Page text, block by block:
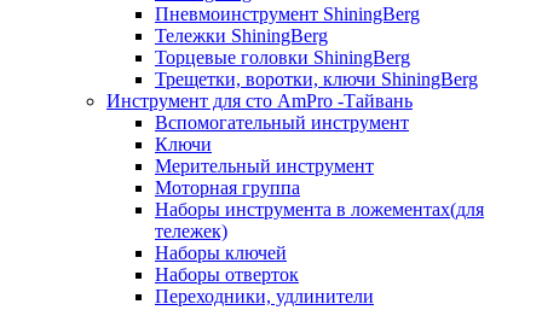
Пневмоинструмент ShiningBerg
Тележки ShiningBerg
Торцевые головки ShiningBerg
Трещетки, воротки, ключи ShiningBerg
Инструмент для сто AmPro -Тайвань
Вспомогательный инструмент
Ключи
Мерительный инструмент
Моторная группа
Наборы инструмента в ложементах(для
тележек)
Наборы ключей
Наборы отверток
Переходники, удлинители